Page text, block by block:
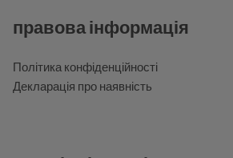
правова інформація
Політика конфіденційності
Декларація про наявність